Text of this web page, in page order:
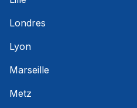
Londres
Lyon
Marseille
Metz